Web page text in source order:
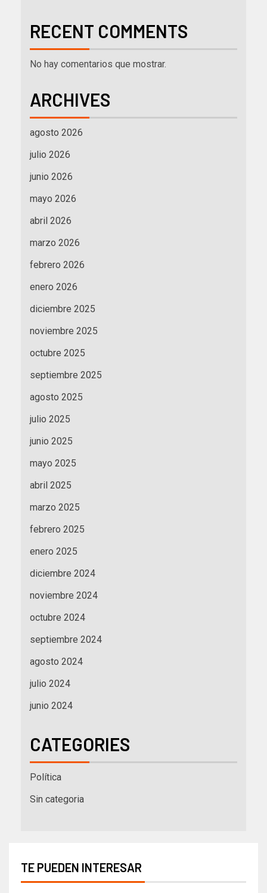
RECENT COMMENTS
No hay comentarios que mostrar.
ARCHIVES
agosto 2026
julio 2026
junio 2026
mayo 2026
abril 2026
marzo 2026
febrero 2026
enero 2026
diciembre 2025
noviembre 2025
octubre 2025
septiembre 2025
agosto 2025
julio 2025
junio 2025
mayo 2025
abril 2025
marzo 2025
febrero 2025
enero 2025
diciembre 2024
noviembre 2024
octubre 2024
septiembre 2024
agosto 2024
julio 2024
junio 2024
CATEGORIES
Política
Sin categoria
TE PUEDEN INTERESAR